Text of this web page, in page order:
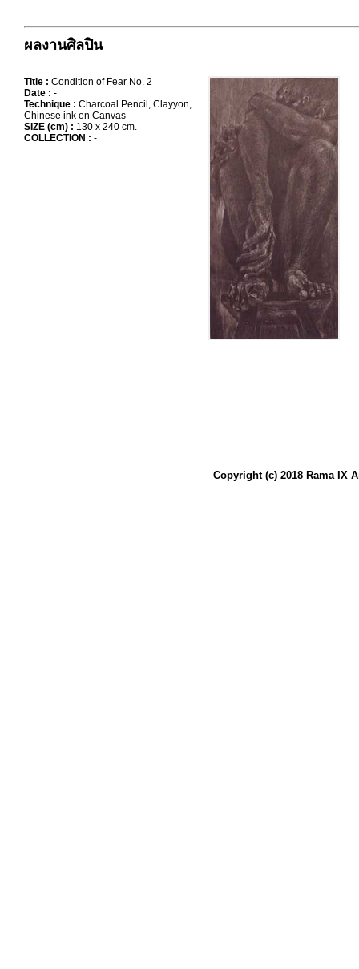
ผลงานศิลปิน
Title : Condition of Fear No. 2
Date : -
Technique : Charcoal Pencil, Clayyon,
Chinese ink on Canvas
SIZE (cm) : 130 x 240 cm.
COLLECTION : -
Copyright (c) 2018 Rama IX